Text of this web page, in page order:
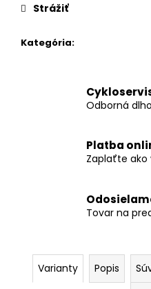
Kategória:
Strážiť
Odborná
Platba
Zaplaťte
Tovar na
Varianty Popis
499,99